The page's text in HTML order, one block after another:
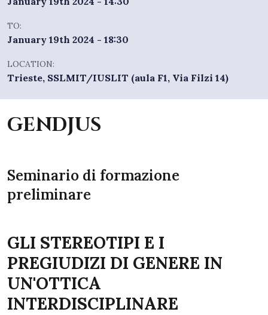
TO:
January 19th 2024 - 18:30
LOCATION:
Trieste, SSLMIT/IUSLIT (aula F1, Via Filzi 14)
GENDJUS
Seminario di formazione
preliminare
GLI STEREOTIPI E I
PREGIUDIZI DI GENERE IN
UN'OTTICA
INTERDISCIPLINARE